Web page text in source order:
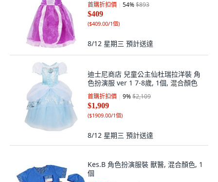
首購折扣價 54%$893
$409
($409.00/1個)
8/12 星期三 預計送達
迪士尼商店 兒童公主仙杜瑞拉洋裝 角
色扮演服 ver 1 7-8歲, 1個, 混合顏色
首購折扣價 9%$2,109
$1,909
($1909.00/1個)
8/12 星期三 預計送達
Kes.B 角色扮演服裝 獸醫, 混合顏色, 1
個